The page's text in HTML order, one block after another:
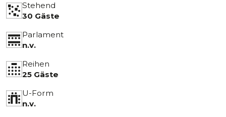
Stehend
30 Gäste
Parlament
n.v.
Reihen
25 Gäste
U-Form
n.v.